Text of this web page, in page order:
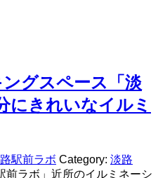
グスペース「淡
にきれいなイルミ
駅前ラボ Category: 淡路